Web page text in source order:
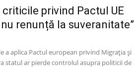
privind Pactul UE
renunță la suveranitate”
a aplica Pactul european privind Migrația și
statul ar pierde controlul asupra politicii de